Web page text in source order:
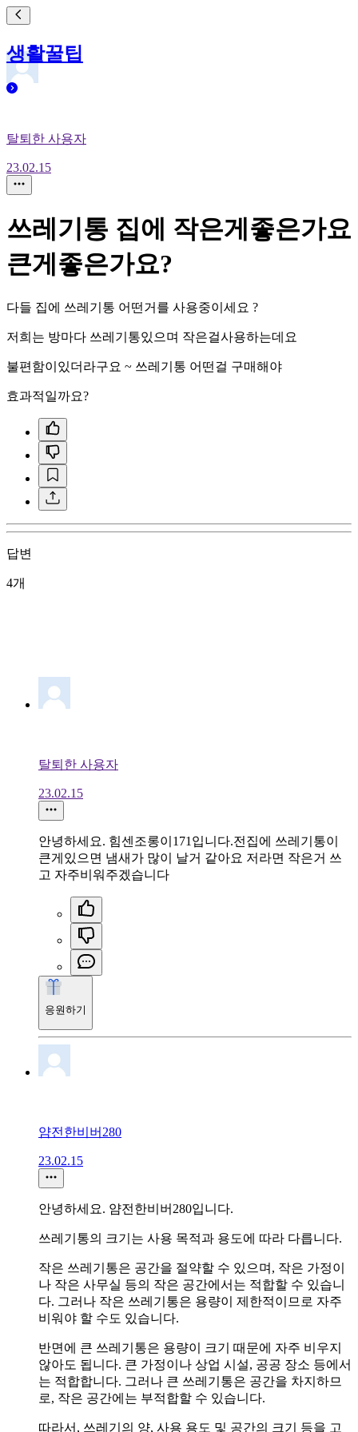
생활꿀팁
탈퇴한 사용자
23.02.15
쓰레기통 집에 작은게좋은가요
큰게좋은가요?
다들 집에 쓰레기통 어떤거를 사용중이세요 ?
저희는 방마다 쓰레기통있으며 작은걸사용하는데요
불편함이있더라구요 ~ 쓰레기통 어떤걸 구매해야
효과적일까요?
답변
4개
탈퇴한 사용자
23.02.15
안녕하세요. 힘센조롱이171입니다.전집에 쓰레기통이
큰게있으면 냄새가 많이 날거 같아요 저라면 작은거 쓰
고 자주비워주겠습니다
응원하기
얌전한비버280
23.02.15
안녕하세요. 얌전한비버280입니다.
쓰레기통의 크기는 사용 목적과 용도에 따라 다릅니다.
작은 쓰레기통은 공간을 절약할 수 있으며, 작은 가정이
나 작은 사무실 등의 작은 공간에서는 적합할 수 있습니
다. 그러나 작은 쓰레기통은 용량이 제한적이므로 자주
비워야 할 수도 있습니다.
반면에 큰 쓰레기통은 용량이 크기 때문에 자주 비우지
않아도 됩니다. 큰 가정이나 상업 시설, 공공 장소 등에서
는 적합합니다. 그러나 큰 쓰레기통은 공간을 차지하므
로, 작은 공간에는 부적합할 수 있습니다.
따라서, 쓰레기의 양, 사용 용도 및 공간의 크기 등을 고